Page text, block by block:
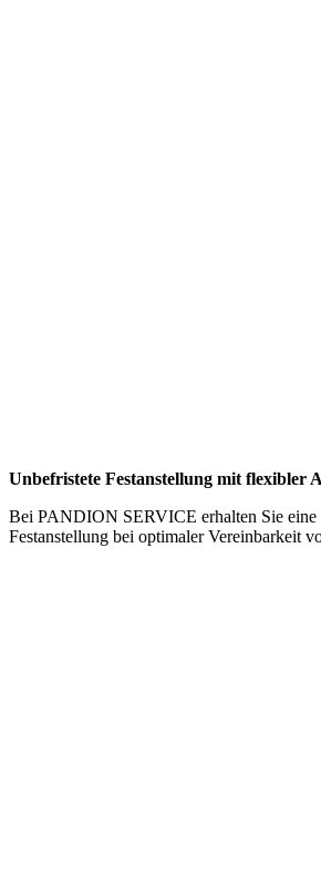
Unbefristete Festanstellung mit flexibler
Bei PANDION SERVICE erhalten Sie eine
Festanstellung bei optimaler Vereinbarkeit